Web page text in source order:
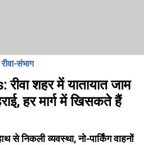
रीवा-संभाग
शहर में यातायात जाम
हर मार्ग में खिसकते हैं
से निकली व्यवस्था, नो-पार्किंग वाहनों